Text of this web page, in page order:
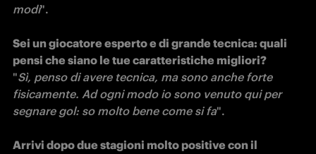
modi".
Sei un giocatore esperto e di grande tecnica: quali
pensi che siano le tue caratteristiche migliori?
"Sì, penso di avere tecnica, ma sono anche forte
fisicamente. Ad ogni modo io sono venuto qui per
segnare gol: so molto bene come si fa".
Arrivi dopo due stagioni molto positive con il